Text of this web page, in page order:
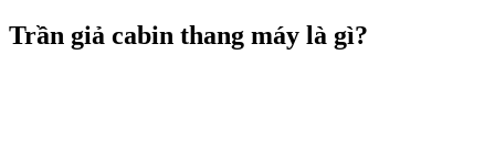
Trần giả cabin thang máy là gì?